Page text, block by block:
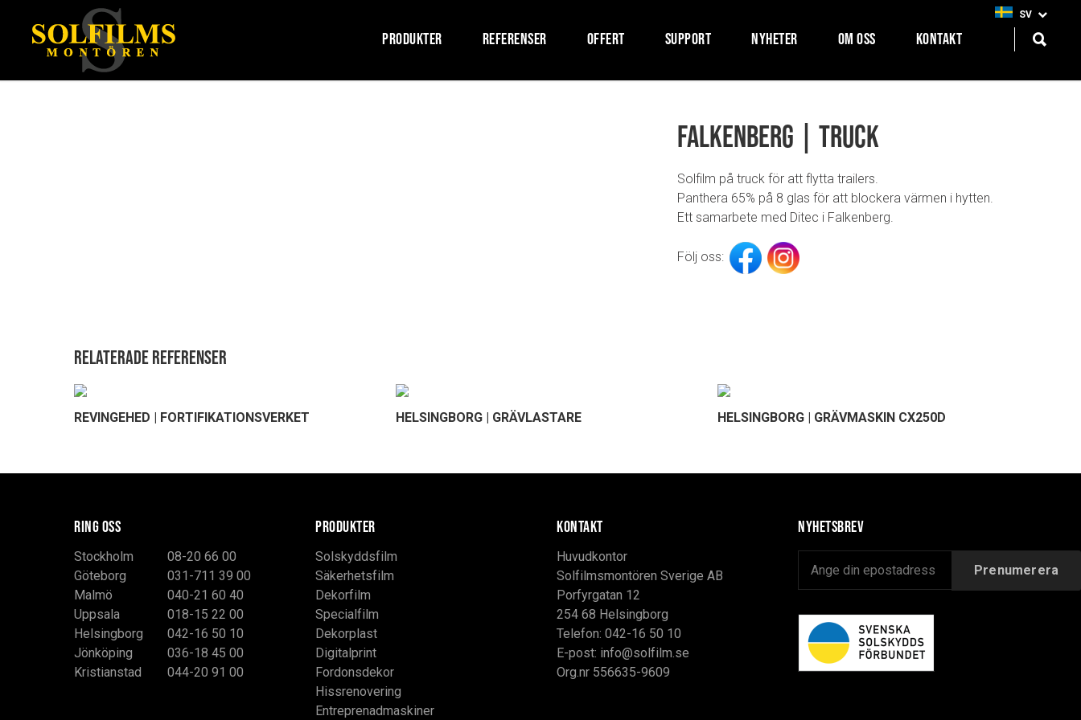
SV
PRODUKTER REFERENSER OFFERT SUPPORT NYHETER OM OSS KONTAKT
Falkenberg | Truck
Solfilm på truck för att flytta trailers.
Panthera 65% på 8 glas för att blockera värmen i hytten.
Ett samarbete med Ditec i Falkenberg.
Följ oss:
Relaterade referenser
REVINGEHED | FORTIFIKATIONSVERKET HELSINGBORG | GRÄVLASTARE HELSINGBORG | GRÄVMASKIN CX250D
RING OSS
Stockholm
08-20 66 00
Göteborg
031-711 39 00
Malmö
040-21 60 40
Uppsala
018-15 22 00
Helsingborg
042-16 50 10
Jönköping
036-18 45 00
Kristianstad
044-20 91 00
PRODUKTER
Solskyddsfilm
Säkerhetsfilm
Dekorfilm
Specialfilm
Dekorplast
Digitalprint
Fordonsdekor
Hissrenovering
Entreprenadmaskiner
KONTAKT
Huvudkontor
Solfilmsmontören Sverige AB
Porfyrgatan 12
254 68 Helsingborg
Telefon: 042-16 50 10
E-post: info@solfilm.se
Org.nr 556635-9609
Nyhetsbrev